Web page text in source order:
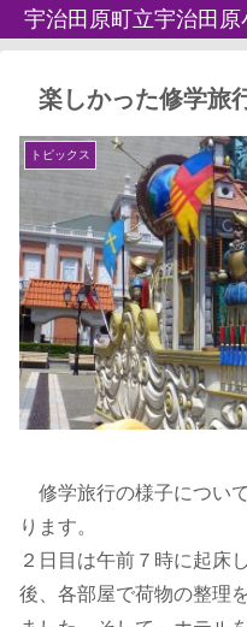
宇治田原町立宇治田原
楽しかった修学旅
トピックス
修学旅行の様子につい
ります。
２日目は午前７時に起床
後、各部屋で荷物の整理